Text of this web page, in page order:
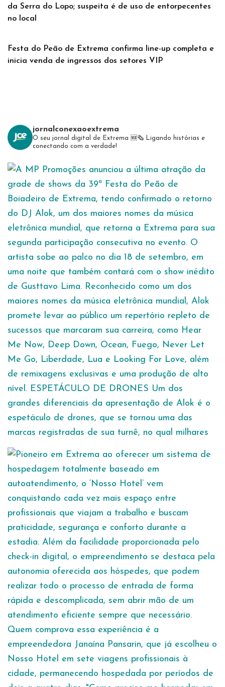
da Serra do Lopo; suspeita é de uso de entorpecentes
no local
Festa do Peão de Extrema confirma line-up completa e
inicia venda de ingressos dos setores VIP
jornalconexaoextrema
O seu jornal digital de Extrema 🆕️🗞 Ligando histórias e
conectando com a verdade!